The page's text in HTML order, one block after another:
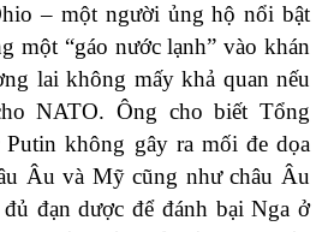
– một người ủng hộ nổi bật
một “gáo nước lạnh” vào khán
lai không mấy khả quan nếu
NATO. Ông cho biết Tổng
không gây ra mối đe dọa
Âu và Mỹ cũng như châu Âu
đạn dược để đánh bại Nga ở